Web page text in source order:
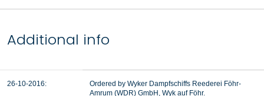
Additional info
26-10-2016:
Ordered by Wyker Dampfschiffs Reederei Föhr-
Amrum (WDR) GmbH, Wyk auf Föhr.